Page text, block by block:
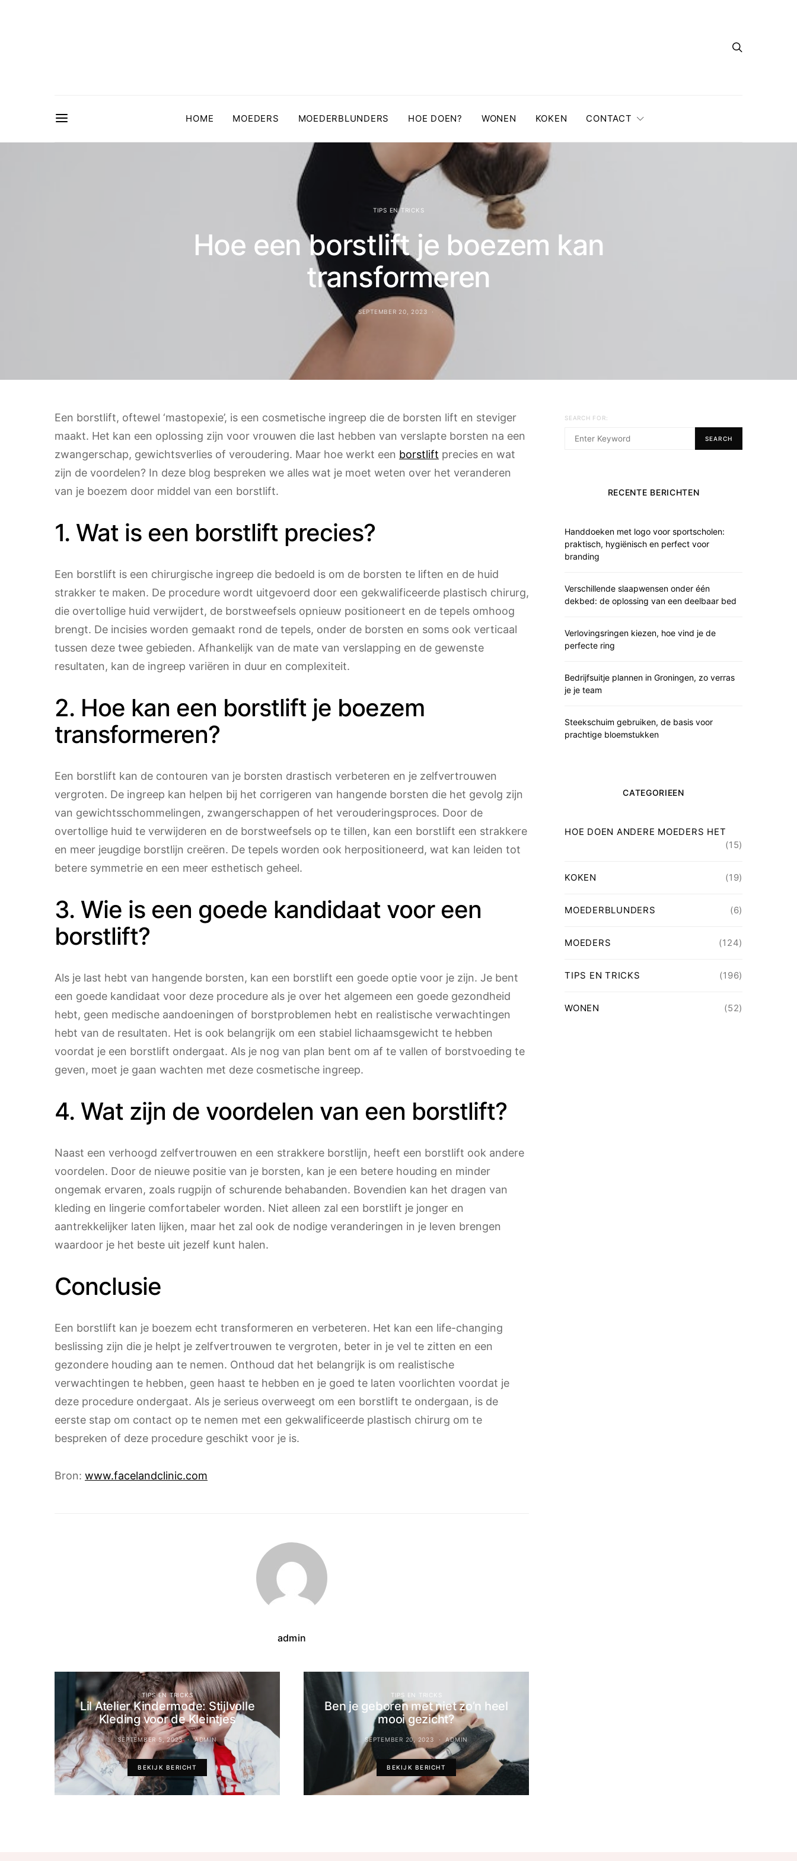
HOME MOEDERS MOEDERBLUNDERS HOE DOEN? WONEN KOKEN CONTACT
TIPS EN TRICKS
Hoe een borstlift je boezem kan
transformeren
SEPTEMBER 20, 2023
Een borstlift, oftewel ‘mastopexie’, is een cosmetische ingreep die de borsten lift en steviger
maakt. Het kan een oplossing zijn voor vrouwen die last hebben van verslapte borsten na een
zwangerschap, gewichtsverlies of veroudering. Maar hoe werkt een borstlift precies en wat
zijn de voordelen? In deze blog bespreken we alles wat je moet weten over het veranderen
van je boezem door middel van een borstlift.
1. Wat is een borstlift precies?
Een borstlift is een chirurgische ingreep die bedoeld is om de borsten te liften en de huid
strakker te maken. De procedure wordt uitgevoerd door een gekwalificeerde plastisch chirurg,
die overtollige huid verwijdert, de borstweefsels opnieuw positioneert en de tepels omhoog
brengt. De incisies worden gemaakt rond de tepels, onder de borsten en soms ook verticaal
tussen deze twee gebieden. Afhankelijk van de mate van verslapping en de gewenste
resultaten, kan de ingreep variëren in duur en complexiteit.
2. Hoe kan een borstlift je boezem
transformeren?
Een borstlift kan de contouren van je borsten drastisch verbeteren en je zelfvertrouwen
vergroten. De ingreep kan helpen bij het corrigeren van hangende borsten die het gevolg zijn
van gewichtsschommelingen, zwangerschappen of het verouderingsproces. Door de
overtollige huid te verwijderen en de borstweefsels op te tillen, kan een borstlift een strakkere
en meer jeugdige borstlijn creëren. De tepels worden ook herpositioneerd, wat kan leiden tot
betere symmetrie en een meer esthetisch geheel.
3. Wie is een goede kandidaat voor een
borstlift?
Als je last hebt van hangende borsten, kan een borstlift een goede optie voor je zijn. Je bent
een goede kandidaat voor deze procedure als je over het algemeen een goede gezondheid
hebt, geen medische aandoeningen of borstproblemen hebt en realistische verwachtingen
hebt van de resultaten. Het is ook belangrijk om een stabiel lichaamsgewicht te hebben
voordat je een borstlift ondergaat. Als je nog van plan bent om af te vallen of borstvoeding te
geven, moet je gaan wachten met deze cosmetische ingreep.
4. Wat zijn de voordelen van een borstlift?
Naast een verhoogd zelfvertrouwen en een strakkere borstlijn, heeft een borstlift ook andere
voordelen. Door de nieuwe positie van je borsten, kan je een betere houding en minder
ongemak ervaren, zoals rugpijn of schurende behabanden. Bovendien kan het dragen van
kleding en lingerie comfortabeler worden. Niet alleen zal een borstlift je jonger en
aantrekkelijker laten lijken, maar het zal ook de nodige veranderingen in je leven brengen
waardoor je het beste uit jezelf kunt halen.
Conclusie
Een borstlift kan je boezem echt transformeren en verbeteren. Het kan een life-changing
beslissing zijn die je helpt je zelfvertrouwen te vergroten, beter in je vel te zitten en een
gezondere houding aan te nemen. Onthoud dat het belangrijk is om realistische
verwachtingen te hebben, geen haast te hebben en je goed te laten voorlichten voordat je
deze procedure ondergaat. Als je serieus overweegt om een borstlift te ondergaan, is de
eerste stap om contact op te nemen met een gekwalificeerde plastisch chirurg om te
bespreken of deze procedure geschikt voor je is.
Bron: www.facelandclinic.com
admin
TIPS EN TRICKS
Lil Atelier Kindermode: Stijlvolle
Kleding voor de Kleintjes
SEPTEMBER 5, 2023 ADMIN
BEKIJK BERICHT
TIPS EN TRICKS
Ben je geboren met niet zo’n heel
mooi gezicht?
SEPTEMBER 20, 2023 ADMIN
BEKIJK BERICHT
SEARCH FOR:
SEARCH
RECENTE BERICHTEN
Handdoeken met logo voor sportscholen:
praktisch, hygiënisch en perfect voor
branding
Verschillende slaapwensen onder één
dekbed: de oplossing van een deelbaar bed
Verlovingsringen kiezen, hoe vind je de
perfecte ring
Bedrijfsuitje plannen in Groningen, zo verras
je je team
Steekschuim gebruiken, de basis voor
prachtige bloemstukken
CATEGORIEEN
HOE DOEN ANDERE MOEDERS HET
(15)
KOKEN (19)
MOEDERBLUNDERS (6)
MOEDERS (124)
TIPS EN TRICKS (196)
WONEN (52)